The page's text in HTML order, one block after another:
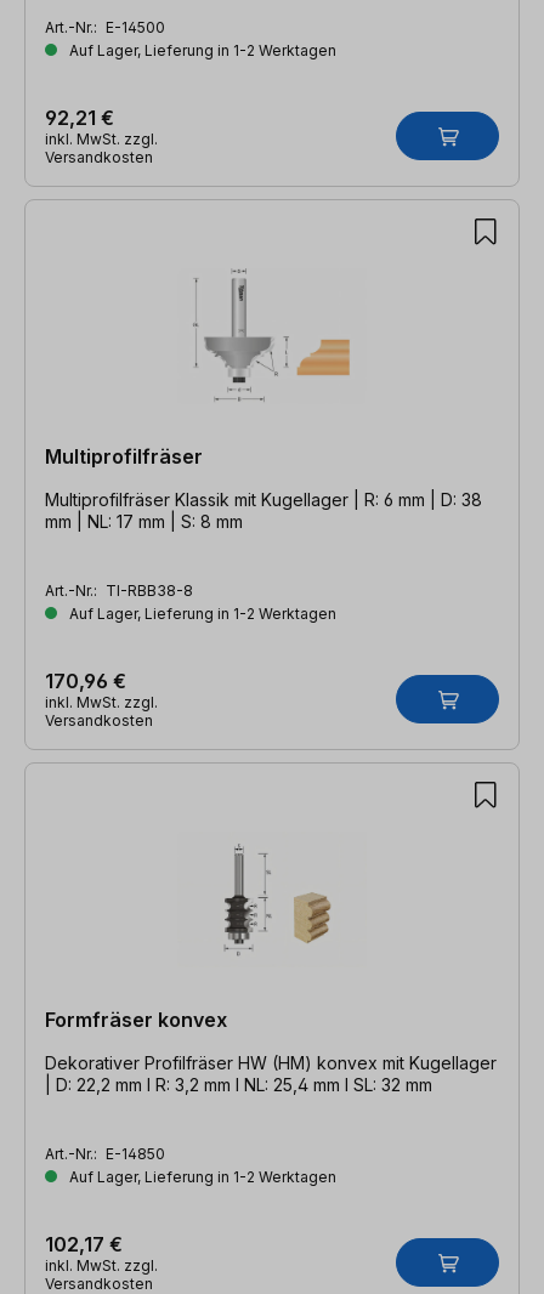
Art.-Nr.: E-14500
Auf Lager, Lieferung in 1-2 Werktagen
92,21 €
inkl. MwSt. zzgl.
Versandkosten
Multiprofilfräser
Multiprofilfräser Klassik mit Kugellager | R: 6 mm | D: 38
mm | NL: 17 mm | S: 8 mm
Art.-Nr.: TI-RBB38-8
Auf Lager, Lieferung in 1-2 Werktagen
170,96 €
inkl. MwSt. zzgl.
Versandkosten
Formfräser konvex
Dekorativer Profilfräser HW (HM) konvex mit Kugellager
| D: 22,2 mm l R: 3,2 mm l NL: 25,4 mm l SL: 32 mm
Art.-Nr.: E-14850
Auf Lager, Lieferung in 1-2 Werktagen
102,17 €
inkl. MwSt. zzgl.
Versandkosten